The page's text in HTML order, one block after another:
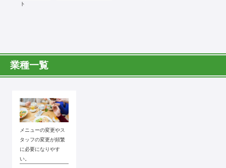
業種一覧
メニューの変更やス
タッフの変更が頻繁
に必要になりやす
い。
ト